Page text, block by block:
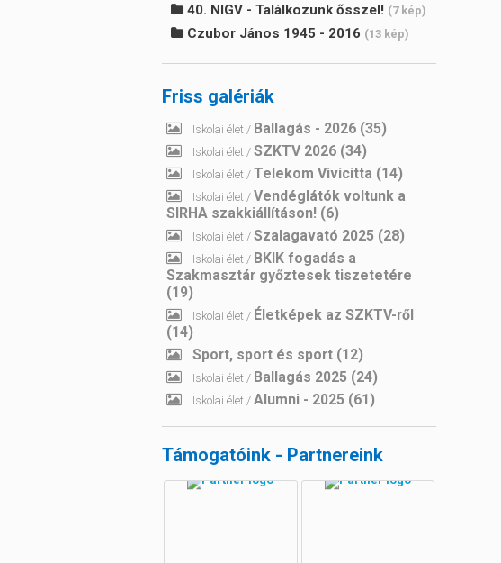
40. NIGV - Találkozunk ősszel! (7 kép)
Czubor János 1945 - 2016 (13 kép)
Friss galériák
Iskolai élet / Ballagás - 2026 (35)
Iskolai élet / SZKTV 2026 (34)
Iskolai élet / Telekom Vivicitta (14)
Iskolai élet / Vendéglátók voltunk a
SIRHA szakkiállításon! (6)
Iskolai élet / Szalagavató 2025 (28)
Iskolai élet / BKIK fogadás a
Szakmasztár győztesek tiszetetére
(19)
Iskolai élet / Életképek az SZKTV-ről
(14)
Sport, sport és sport (12)
Iskolai élet / Ballagás 2025 (24)
Iskolai élet / Alumni - 2025 (61)
Támogatóink - Partnereink